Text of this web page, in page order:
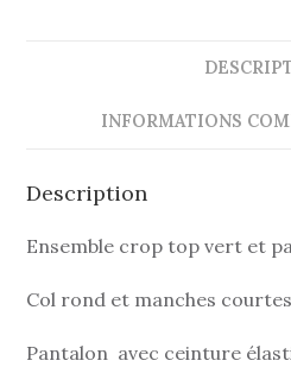
INFORMATIONS
Description
Ensemble crop top vert et
Col rond et manches
Pantalon avec ceinture